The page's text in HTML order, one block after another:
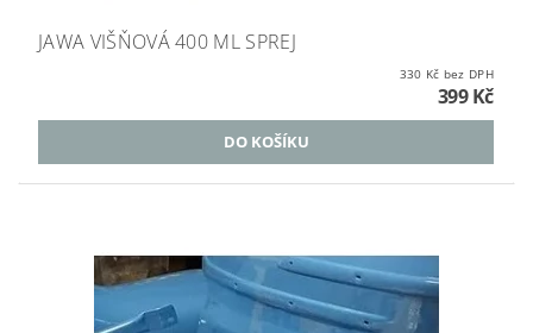
JAWA VIŠŇOVÁ 400 ML SPREJ
330 Kč bez DPH
399 Kč